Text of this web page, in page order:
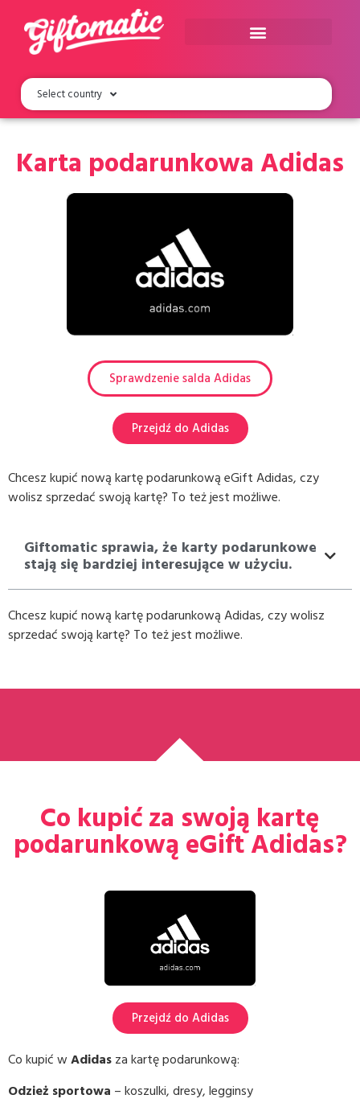
Select country
Karta podarunkowa Adidas
Chcesz kupić nową kartę podarunkową eGift Adidas, czy
wolisz sprzedać swoją kartę? To też jest możliwe.
Giftomatic sprawia, że karty podarunkowe
stają się bardziej interesujące w użyciu.
Chcesz kupić nową kartę podarunkową Adidas, czy wolisz
sprzedać swoją kartę? To też jest możliwe.
Sprawdzenie salda Adidas
Przejdź do Adidas
Co kupić za swoją kartę
podarunkową eGift Adidas?
Co kupić wAdidasza kartę podarunkową:
Odzież sportowa – koszulki, dresy, legginsy
Przejdź do Adidas